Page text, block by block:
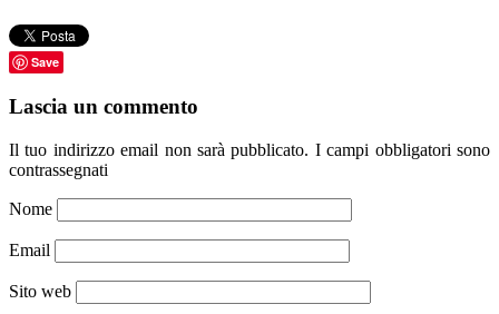
Save
Lascia un commento
Il tuo indirizzo email non sarà pubblicato. I campi obbligatori sono
contrassegnati
Nome
Email
Sito web